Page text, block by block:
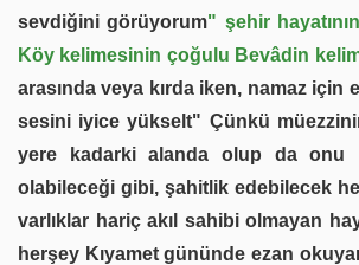
sevdiğini görüyorum" şehir
Köy kelimesinin çoğulu Bevâdin
arasında veya kırda iken, namaz için
sesini iyice yükselt" Çünkü
yere kadarki alanda olup da onu
olabileceği gibi, şahitlik edebilecek
varlıklar hariç akıl sahibi olmayan
herşey Kıyamet gününde ezan